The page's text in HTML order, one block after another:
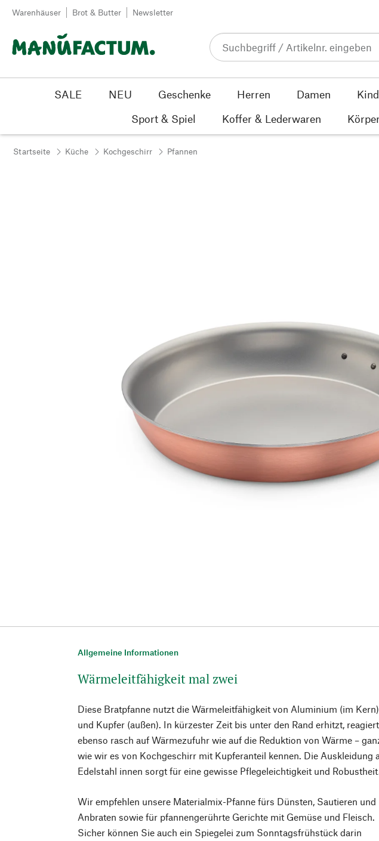
Zum Inhalt springen
Warenhäuser Brot & Butter Newsletter
SALE NEU Geschenke Herren Damen
Sport & Spiel
Koffer & Lederwaren
Startseite Küche Kochgeschirr Pfannen
Allgemeine Informationen
Wärmeleitfähigkeit mal zwei
Diese Bratpfanne nutzt die Wärmeleitfähigkeit von Aluminium (im Kern)
und Kupfer (außen). In kürzester Zeit bis unter den Rand erhitzt,
ebenso rasch auf Wärmezufuhr wie auf die Reduktion von Wärme –
wie wir es von Kochgeschirr mit Kupferanteil kennen. Die Auskleidung
Edelstahl innen sorgt für eine gewisse Pflegeleichtigkeit und
Wir empfehlen unsere Materialmix-Pfanne fürs Dünsten, Sautieren und
Anbraten sowie für pfannengerührte Gerichte mit Gemüse und Fleisch.
Sicher können Sie auch ein Spiegelei zum Sonntagsfrühstück darin